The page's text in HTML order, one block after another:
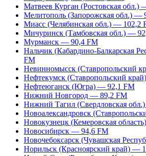
Матвеев Курган (Ростовская обл.)
Мелитополь (Запорожская обл.) —
Миасс (Челябинская обл.) — 102,2
Мичуринск (Тамбовская обл.) —
Мурманск — 90,4 FM
Нальчик (Кабардино-Балкарская
FM
Невинномысск (Ставропольский
Нефтекумск (Ставропольский
Нефтеюганск (Югра) — 92,1 FM
Нижний Новгород — 89,2 FM
Нижний Тагил (Свердловская
Новоалександровск
Новокузнецк (Кемеровская
Новосибирск — 94,6 FM
Новочебоксарск (Чувашская
Норильск (Красноярский край) —